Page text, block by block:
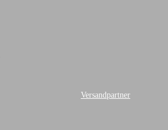
Versandpartner